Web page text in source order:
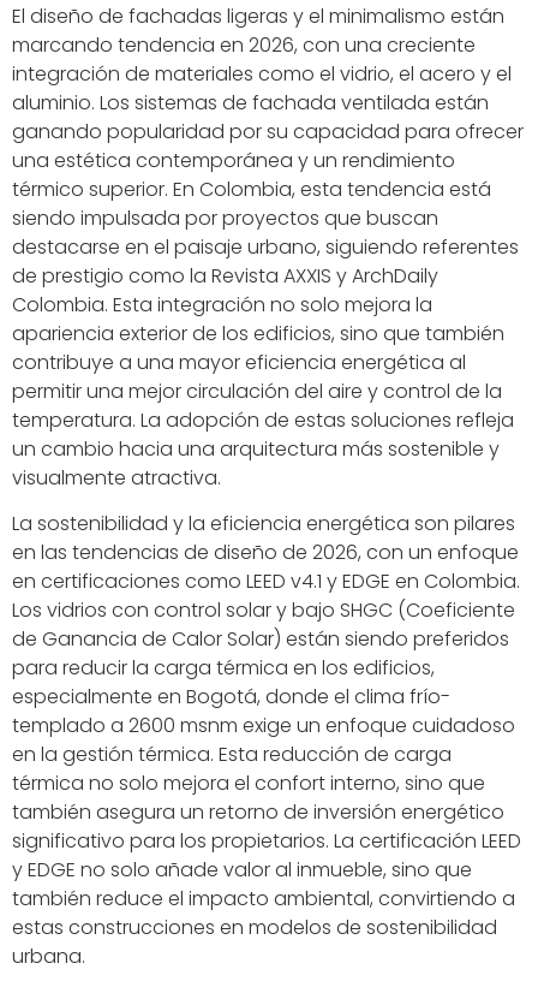
El diseño de fachadas ligeras y el minimalismo están
marcando tendencia en 2026, con una creciente
integración de materiales como el vidrio, el acero y el
aluminio. Los sistemas de fachada ventilada están
ganando popularidad por su capacidad para ofrecer
una estética contemporánea y un rendimiento
térmico superior. En Colombia, esta tendencia está
siendo impulsada por proyectos que buscan
destacarse en el paisaje urbano, siguiendo referentes
de prestigio como la Revista AXXIS y ArchDaily
Colombia. Esta integración no solo mejora la
apariencia exterior de los edificios, sino que también
contribuye a una mayor eficiencia energética al
permitir una mejor circulación del aire y control de la
temperatura. La adopción de estas soluciones refleja
un cambio hacia una arquitectura más sostenible y
visualmente atractiva.
La sostenibilidad y la eficiencia energética son pilares
en las tendencias de diseño de 2026, con un enfoque
en certificaciones como LEED v4.1 y EDGE en Colombia.
Los vidrios con control solar y bajo SHGC (Coeficiente
de Ganancia de Calor Solar) están siendo preferidos
para reducir la carga térmica en los edificios,
especialmente en Bogotá, donde el clima frío-
templado a 2600 msnm exige un enfoque cuidadoso
en la gestión térmica. Esta reducción de carga
térmica no solo mejora el confort interno, sino que
también asegura un retorno de inversión energético
significativo para los propietarios. La certificación LEED
y EDGE no solo añade valor al inmueble, sino que
también reduce el impacto ambiental, convirtiendo a
estas construcciones en modelos de sostenibilidad
urbana.